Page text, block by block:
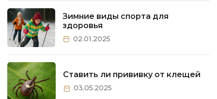
Зимние виды спорта для
здоровья
02.01.2025
Ставить ли прививку от клещей
03.05.2025